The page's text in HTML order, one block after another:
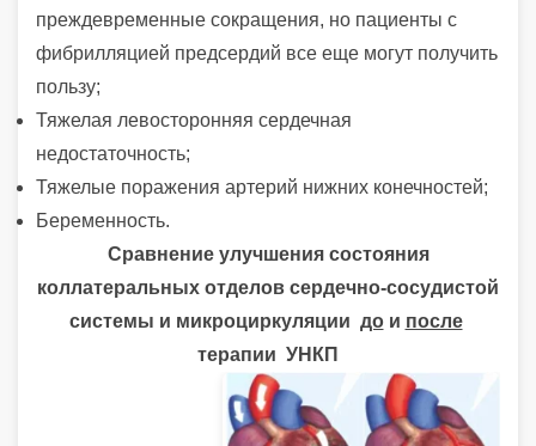
преждевременные сокращения, но пациенты с
фибрилляцией предсердий все еще могут получить
пользу;
Тяжелая левосторонняя сердечная
недостаточность;
Тяжелые поражения артерий нижних конечностей;
Беременность.
Сравнение улучшения состояния
коллатеральных отделов сердечно-сосудистой
системы и микроциркуляции дои после
терапии УНКП